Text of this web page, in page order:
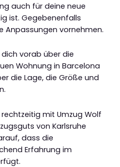
auch für deine neue
ist. Gegebenenfalls
Anpassungen vornehmen.
vorab über die
Wohnung in Barcelona
die Lage, die Größe und
mit Umzug Wolf
von Karlsruhe
dass die
Erfahrung im